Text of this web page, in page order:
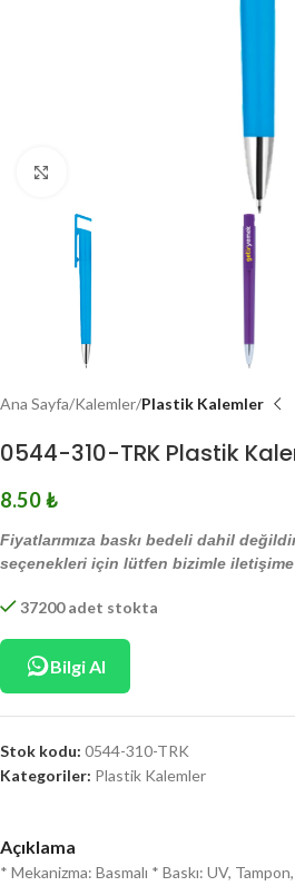
Ana Sayfa Kalemler Plastik Kalemler
0544-310-TRK Plastik
8.50₺
Fiyatlarımıza baskı bedeli dahil
seçenekleri için lütfen bizimle
37200 adet stokta
Bilgi Al
Stok kodu: 0544-310-TRK
Kategoriler: Plastik Kalemler
Açıklama
* Mekanizma: Basmalı * Baskı: UV,